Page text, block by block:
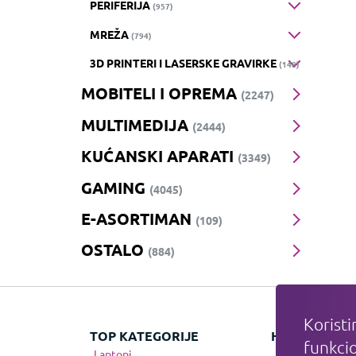
PERIFERIJA (957)
MREŽA (794)
3D PRINTERI I LASERSKE GRAVIRKE (148)
MOBITELI I OPREMA (2247)
MULTIMEDIJA (2444)
KUĆANSKI APARATI (3349)
GAMING (4045)
E-ASORTIMAN (109)
OSTALO (884)
TOP KATEGORIJE HIT